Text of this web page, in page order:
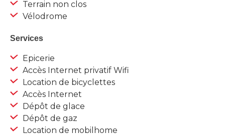
Terrain non clos
Vélodrome
Services
Epicerie
Accès Internet privatif Wifi
Location de bicyclettes
Accès Internet
Dépôt de glace
Dépôt de gaz
Location de mobilhome